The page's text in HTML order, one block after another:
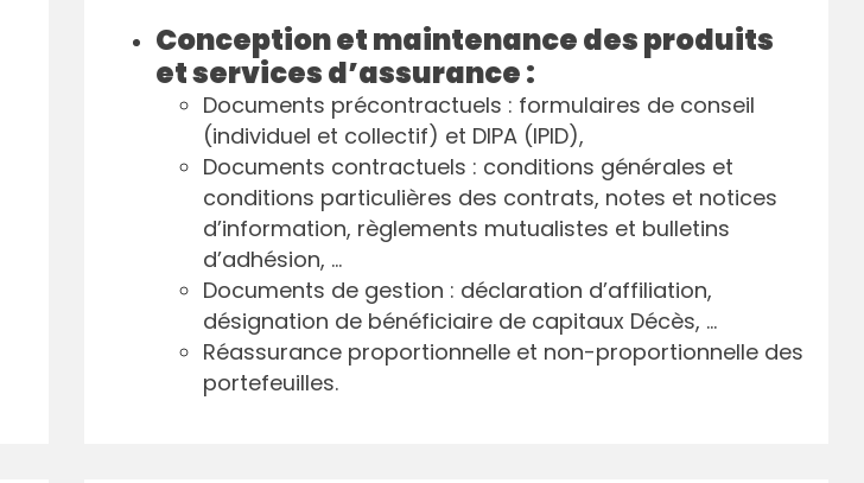
Conception et maintenance des produits
et services d’assurance :
Documents précontractuels : formulaires de conseil
(individuel et collectif) et DIPA (IPID),
Documents contractuels : conditions générales et
conditions particulières des contrats, notes et notices
d’information, règlements mutualistes et bulletins
d’adhésion, …
Documents de gestion : déclaration d’affiliation,
désignation de bénéficiaire de capitaux Décès, …
Réassurance proportionnelle et non-proportionnelle des
portefeuilles.